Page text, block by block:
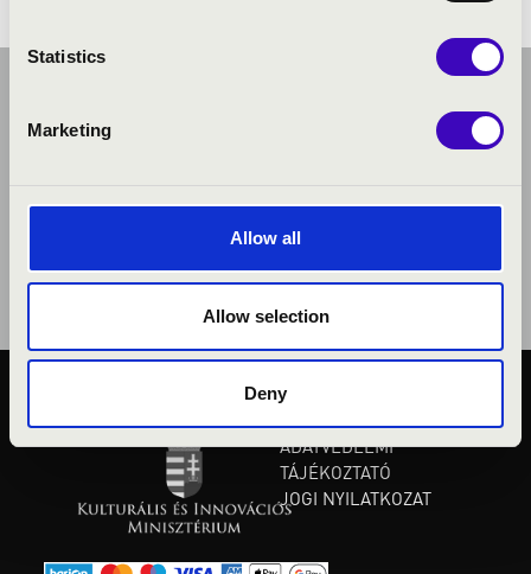
Statistics
Marketing
Allow all
Allow selection
Deny
ADATVÉDELMI
TÁJÉKOZTATÓ
JOGI NYILATKOZAT